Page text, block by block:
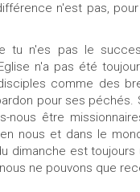
n'est pas,
tu n'es pas le
n'a pas été
comme des
pour ses péchés.
nous être
nous et dans le
dimanche est
ne pouvons que